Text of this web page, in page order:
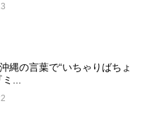
縄の言葉で“いちゃりばちょ
...